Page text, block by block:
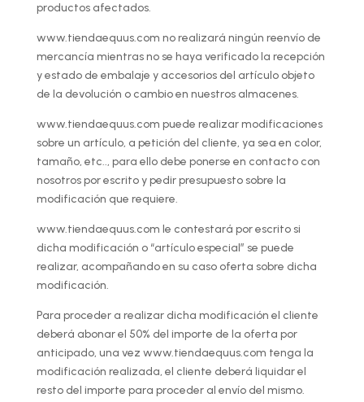
productos afectados.
www.tiendaequus.com no realizará ningún reenvío de
mercancía mientras no se haya verificado la recepción
y estado de embalaje y accesorios del artículo objeto
de la devolución o cambio en nuestros almacenes.
www.tiendaequus.com puede realizar modificaciones
sobre un artículo, a petición del cliente, ya sea en color,
tamaño, etc.., para ello debe ponerse en contacto con
nosotros por escrito y pedir presupuesto sobre la
modificación que requiere.
www.tiendaequus.com le contestará por escrito si
dicha modificación o “artículo especial” se puede
realizar, acompañando en su caso oferta sobre dicha
modificación.
Para proceder a realizar dicha modificación el cliente
deberá abonar el 50% del importe de la oferta por
anticipado, una vez www.tiendaequus.com tenga la
modificación realizada, el cliente deberá liquidar el
resto del importe para proceder al envío del mismo.